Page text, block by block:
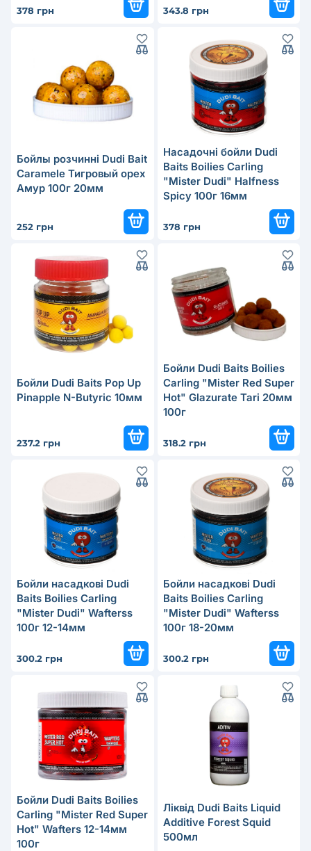
378 грн 343.8 грн
Бойлы розчинні Dudi Bait
Caramele Тигровый орех
Амур 100г 20мм
252 грн
Насадочні бойли Dudi
Baits Boilies Carling
"Mister Dudi" Halfness
Spicy 100г 16мм
378 грн
Бойли Dudi Baits Pop Up
Pinapple N-Butyric 10мм
237.2 грн
Бойли Dudi Baits Boilies
Carling "Mister Red Super
Hot" Glazurate Tari 20мм
100г
318.2 грн
Бойли насадкові Dudi
Baits Boilies Carling
"Mister Dudi" Wafterss
100г 12-14мм
300.2 грн
Бойли насадкові Dudi
Baits Boilies Carling
"Mister Dudi" Wafterss
100г 18-20мм
300.2 грн
Бойли Dudi Baits Boilies
Carling "Mister Red Super
Hot" Wafters 12-14мм
100г
Ліквід Dudi Baits Liquid
Additive Forest Squid
500мл